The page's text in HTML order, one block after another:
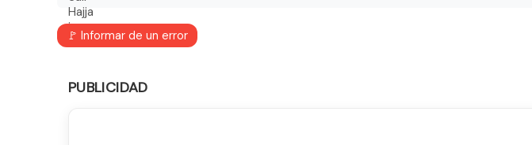
🚩 Informar de un error
PUBLICIDAD